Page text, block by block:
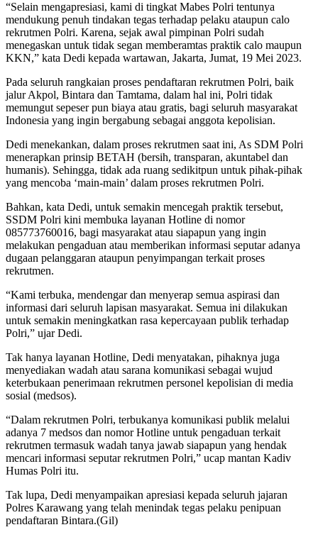
“Selain mengapresiasi, kami di tingkat Mabes Polri tentunya
mendukung penuh tindakan tegas terhadap pelaku ataupun calo
rekrutmen Polri. Karena, sejak awal pimpinan Polri sudah
menegaskan untuk tidak segan memberamtas praktik calo maupun
KKN,” kata Dedi kepada wartawan, Jakarta, Jumat, 19 Mei 2023.
Pada seluruh rangkaian proses pendaftaran rekrutmen Polri, baik
jalur Akpol, Bintara dan Tamtama, dalam hal ini, Polri tidak
memungut sepeser pun biaya atau gratis, bagi seluruh masyarakat
Indonesia yang ingin bergabung sebagai anggota kepolisian.
Dedi menekankan, dalam proses rekrutmen saat ini, As SDM Polri
menerapkan prinsip BETAH (bersih, transparan, akuntabel dan
humanis). Sehingga, tidak ada ruang sedikitpun untuk pihak-pihak
yang mencoba ‘main-main’ dalam proses rekrutmen Polri.
Bahkan, kata Dedi, untuk semakin mencegah praktik tersebut,
SSDM Polri kini membuka layanan Hotline di nomor
085773760016, bagi masyarakat atau siapapun yang ingin
melakukan pengaduan atau memberikan informasi seputar adanya
dugaan pelanggaran ataupun penyimpangan terkait proses
rekrutmen.
“Kami terbuka, mendengar dan menyerap semua aspirasi dan
informasi dari seluruh lapisan masyarakat. Semua ini dilakukan
untuk semakin meningkatkan rasa kepercayaan publik terhadap
Polri,” ujar Dedi.
Tak hanya layanan Hotline, Dedi menyatakan, pihaknya juga
menyediakan wadah atau sarana komunikasi sebagai wujud
keterbukaan penerimaan rekrutmen personel kepolisian di media
sosial (medsos).
“Dalam rekrutmen Polri, terbukanya komunikasi publik melalui
adanya 7 medsos dan nomor Hotline untuk pengaduan terkait
rekrutmen termasuk wadah tanya jawab siapapun yang hendak
mencari informasi seputar rekrutmen Polri,” ucap mantan Kadiv
Humas Polri itu.
Tak lupa, Dedi menyampaikan apresiasi kepada seluruh jajaran
Polres Karawang yang telah menindak tegas pelaku penipuan
pendaftaran Bintara.(Gil)